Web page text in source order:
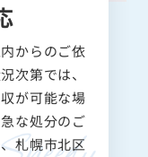
からのご依
次第では、
が可能な場
な処分のご
札幌市北区